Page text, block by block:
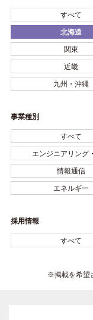
すべて
北海道
関東
近畿
九州・沖縄
事業種別
すべて
エンジニアリング
情報通信
エネルギー
採用情報
すべて
※掲載を希望